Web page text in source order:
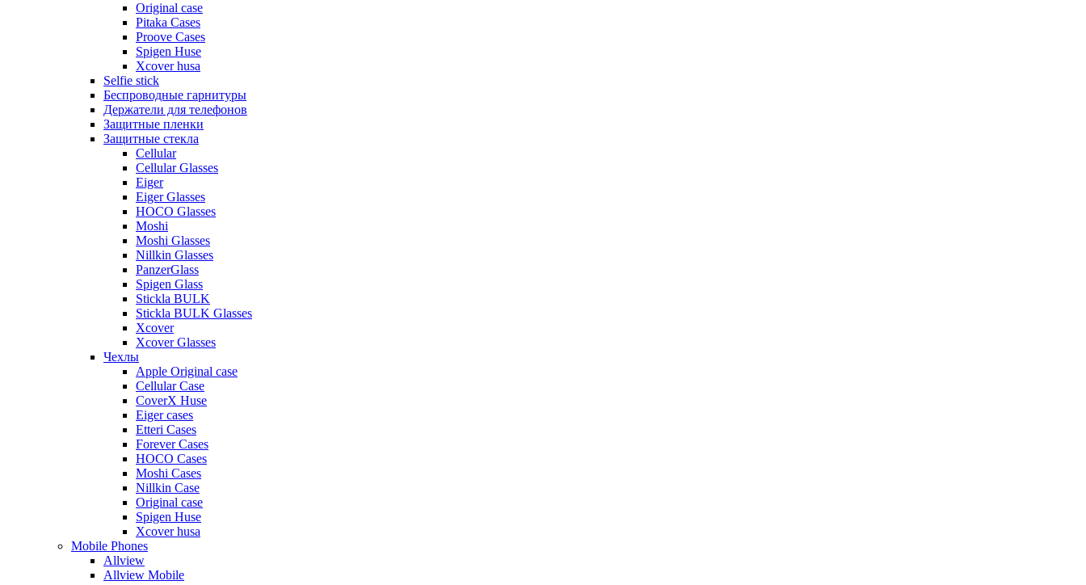
Original case
Pitaka Cases
Proove Cases
Spigen Huse
Xcover husa
Selfie stick
Беспроводные гарнитуры
Держатели для телефонов
Защитные пленки
Защитные стекла
Cellular
Cellular Glasses
Eiger
Eiger Glasses
HOCO Glasses
Moshi
Moshi Glasses
Nillkin Glasses
PanzerGlass
Spigen Glass
Stickla BULK
Stickla BULK Glasses
Xcover
Xcover Glasses
Чехлы
Apple Original case
Cellular Case
CoverX Huse
Eiger cases
Etteri Cases
Forever Cases
HOCO Cases
Moshi Cases
Nillkin Case
Original case
Spigen Huse
Xcover husa
Mobile Phones
Allview
Allview Mobile